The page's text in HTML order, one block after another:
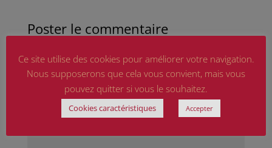
Poster le commentaire
champs obligatoires sont indiqués avec*
Ce site utilise des cookies pour améliorer votre navigation.
Nous supposerons que cela vous convient, mais vous
pouvez quitter si vous le souhaitez.
Cookies caractéristiques Accepter